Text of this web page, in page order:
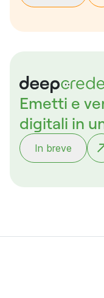
Emetti e
digitali in
In breve